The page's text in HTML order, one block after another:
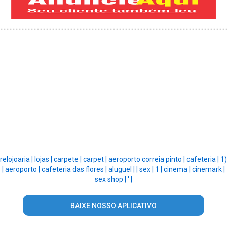
relojoaria | lojas | carpete | carpet | aeroporto correia pinto | cafeteria | 1)
aeroporto | cafeteria das flores | aluguel | sex | 1 | cinema | cinemark |
sex shop | ' |
BAIXE NOSSO APLICATIVO